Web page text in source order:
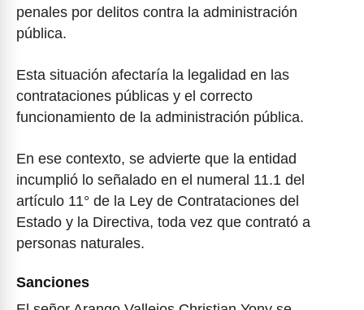
penales por delitos contra la administración
pública.
Esta situación afectaría la legalidad en las
contrataciones públicas y el correcto
funcionamiento de la administración pública.
En ese contexto, se advierte que la entidad
incumplió lo señalado en el numeral 11.1 del
artículo 11° de la Ley de Contrataciones del
Estado y la Directiva, toda vez que contrató a
personas naturales.
Sanciones